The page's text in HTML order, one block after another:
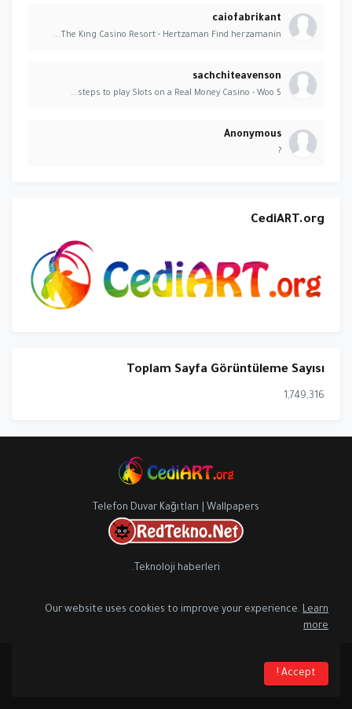
caiofabrikant
The King Casino Resort - Hertzaman Find herzamanin...
sachchiteavenson
5 steps to play Slots on a Real Money Casino - Woo...
Anonymous
?
CediART.org
Toplam Sayfa Görüntüleme Sayısı
1,749,316
Telefon Duvar Kağıtları | Wallpapers
Teknoloji haberleri.
Our website uses cookies to improve your experience. Learn
more
Accept !